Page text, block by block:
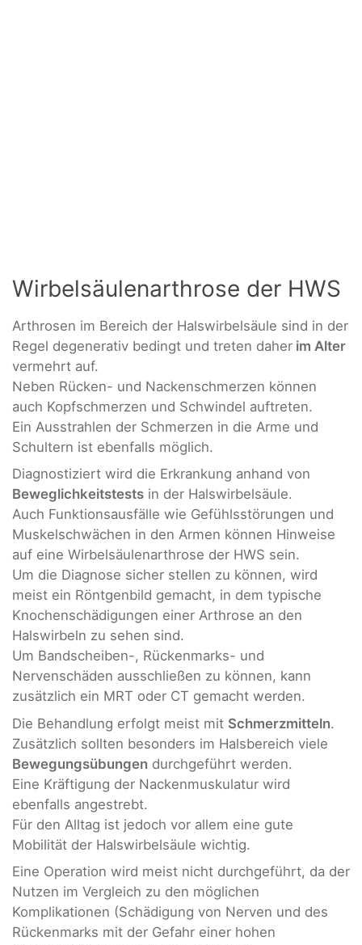
Wirbelsäulenarthrose der HWS
Arthrosen im Bereich der Halswirbelsäule sind in der
Regel degenerativ bedingt und treten daher im Alter
vermehrt auf.
Neben Rücken- und Nackenschmerzen können
auch Kopfschmerzen und Schwindel auftreten.
Ein Ausstrahlen der Schmerzen in die Arme und
Schultern ist ebenfalls möglich.
Diagnostiziert wird die Erkrankung anhand von
Beweglichkeitstests in der Halswirbelsäule.
Auch Funktionsausfälle wie Gefühlsstörungen und
Muskelschwächen in den Armen können Hinweise
auf eine Wirbelsäulenarthrose der HWS sein.
Um die Diagnose sicher stellen zu können, wird
meist ein Röntgenbild gemacht, in dem typische
Knochenschädigungen einer Arthrose an den
Halswirbeln zu sehen sind.
Um Bandscheiben-, Rückenmarks- und
Nervenschäden ausschließen zu können, kann
zusätzlich ein MRT oder CT gemacht werden.
Die Behandlung erfolgt meist mit Schmerzmitteln.
Zusätzlich sollten besonders im Halsbereich viele
Bewegungsübungen durchgeführt werden.
Eine Kräftigung der Nackenmuskulatur wird
ebenfalls angestrebt.
Für den Alltag ist jedoch vor allem eine gute
Mobilität der Halswirbelsäule wichtig.
Eine Operation wird meist nicht durchgeführt, da der
Nutzen im Vergleich zu den möglichen
Komplikationen (Schädigung von Nerven und des
Rückenmarks mit der Gefahr einer hohen